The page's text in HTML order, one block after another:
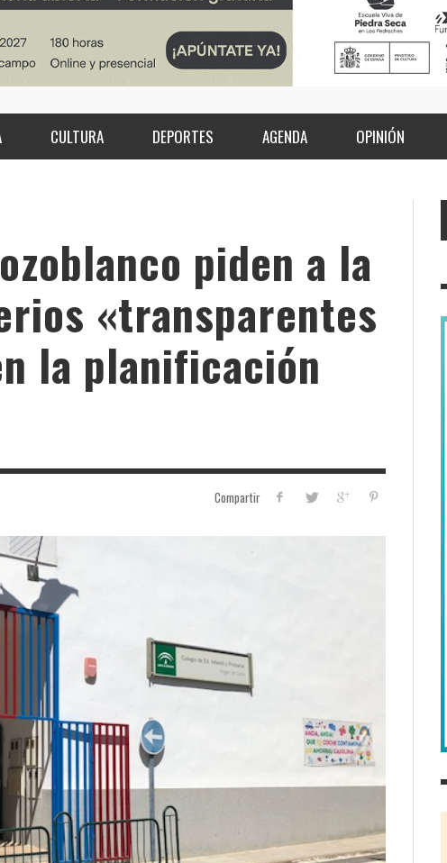
CULTURA DEPORTES AGENDA OPINIÓN
piden a la
«transparentes
la planificación
Compartir